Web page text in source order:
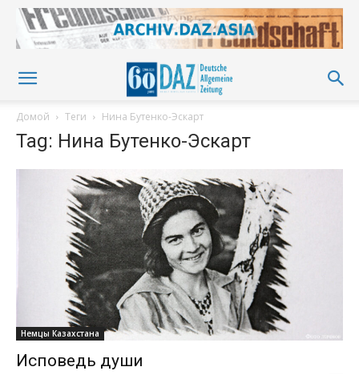
Домой Теги Нина Бутенко-Эскарт
Tag: Нина Бутенко-Эскарт
Немцы Казахстана
Исповедь души